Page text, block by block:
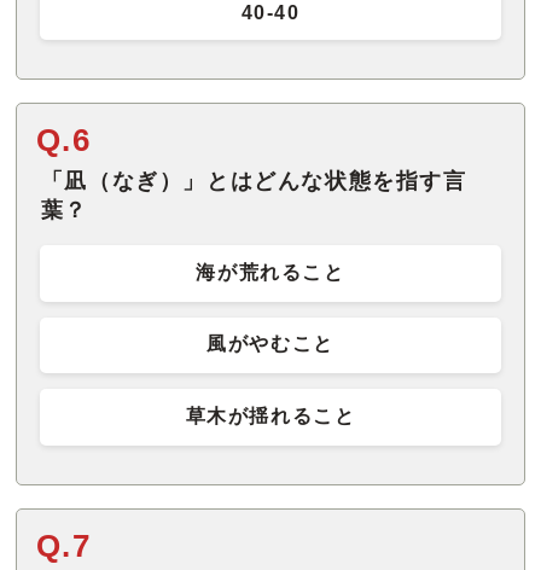
40-40
Q.6
「凪（なぎ）」とはどんな状態を指す言
葉？
海が荒れること
風がやむこと
草木が揺れること
Q.7